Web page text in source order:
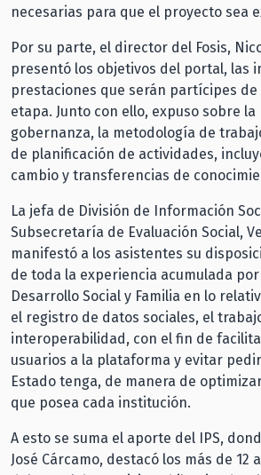
necesarias para que el proyecto sea
Por su parte, el director del Fosis,
presentó los objetivos del portal, las
prestaciones que serán partícipes
etapa. Junto con ello, expuso sobre
gobernanza, la metodología de
de planificación de actividades,
cambio y transferencias de
La jefa de División de Información
Subsecretaría de Evaluación Social,
manifestó a los asistentes su
de toda la experiencia acumulada
Desarrollo Social y Familia en lo
el registro de datos sociales, el
interoperabilidad, con el fin de
usuarios a la plataforma y evitar
Estado tenga, de manera de
que posea cada institución.
A esto se suma el aporte del IPS,
José Cárcamo, destacó los más de 12